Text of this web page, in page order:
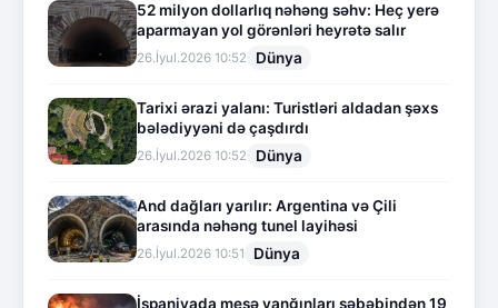
52 milyon dollarlıq nəhəng səhv: Heç yerə
aparmayan yol görənləri heyrətə salır
26.İyul.2026 10:52 Dünya
Tarixi ərazi yalanı: Turistləri aldadan şəxs
bələdiyyəni də çaşdırdı
26.İyul.2026 10:52 Dünya
And dağları yarılır: Argentina və Çili
arasında nəhəng tunel layihəsi
26.İyul.2026 10:51 Dünya
İspaniyada meşə yanğınları səbəbindən 19